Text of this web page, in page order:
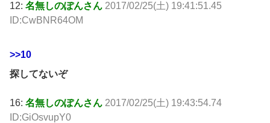
12: 名無しのぽんさん 2017/02/25(土) 19:41:51.45
ID:CwBNR64OM
>>10
探してないぞ
16: 名無しのぽんさん 2017/02/25(土) 19:43:54.74
ID:GiOsvupY0